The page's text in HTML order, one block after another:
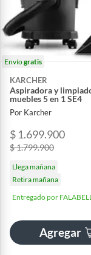
Envíogratis
KARCHER
Aspiradora y
muebles 5 en 1 SE4
Por Karcher
$ 1.699.900
$ 1.799.900
Llega mañana
Retira mañana
Entregado por
Agregar